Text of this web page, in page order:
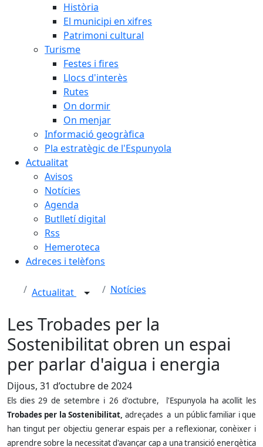
Història
El municipi en xifres
Patrimoni cultural
Turisme
Festes i fires
Llocs d'interès
Rutes
On dormir
On menjar
Informació geogràfica
Pla estratègic de l'Espunyola
Actualitat
Avisos
Notícies
Agenda
Butlletí digital
Rss
Hemeroteca
Adreces i telèfons
Actualitat Notícies
Les Trobades per la
Sostenibilitat obren un espai
per parlar d'aigua i energia
Dijous, 31 d’octubre de 2024
Els dies 29 de setembre i 26 d'octubre, l'Espunyola ha acollit les
Trobades per la Sostenibilitat, adreçades a un públic familiar i que
han tingut per objectiu generar espais per a reflexionar, conèixer i
aprendre sobre la necessitat d'avançar cap a una transició energètica